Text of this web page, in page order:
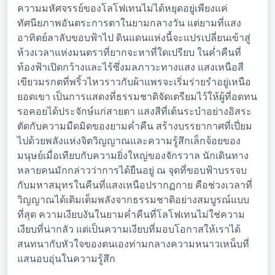
ความมหัศจรรย์ของโลโฟเทนไม่ได้หยุดอยู่เพียงแค่
ทัศนียภาพอันตระการตาในยามกลางวัน แต่ยามที่แสง
อาทิตย์ลาลับขอบฟ้าไป ดินแดนแห่งนี้จะแปรเปลี่ยนเข้าสู่
ห้วงเวลาแห่งมนตราที่ยากจะหาที่ใดเปรียบ ในค่ำคืนที่
ท้องฟ้าเปิดกว้างและไร้ซึ่งมลภาวะทางแสง แสงเหนือสี
เขียวมรกตที่พริ้วไหวราวกับผ้าแพรจะเริ่มร่ายรำอยู่เหนือ
ยอดเขา เป็นการแสดงที่ธรรมชาติจัดเตรียมไว้ให้ผู้ที่อดทน
รอคอยได้ประจักษ์แก่สายตา แสงสีที่เต้นระบำอย่างอิสระ
ตัดกับความมืดมิดของยามค่ำคืน สร้างบรรยากาศที่เปี่ยม
ไปด้วยพลังแห่งจิตวิญญาณและความรู้สึกเล็กจ้อยของ
มนุษย์เมื่อเทียบกับความยิ่งใหญ่ของจักรวาล นักเดินทาง
หลายคนมักกล่าวว่าการได้ยืนอยู่ ณ จุดที่ขอบฟ้าบรรจบ
กับมหาสมุทรในคืนที่แสงเหนือปรากฏกาย คือช่วงเวลาที่
วิญญาณได้เติมเต็มพลังจากธรรมชาติอย่างสมบูรณ์แบบ
ที่สุด ความเงียบงันในยามค่ำคืนที่โลโฟเทนไม่ใช่ความ
เงียบที่น่ากลัว แต่เป็นความเงียบที่มอบโอกาสให้เราได้
สนทนากับหัวใจของตนเองท่ามกลางความหนาวเหน็บที่
แสนอบอุ่นในความรู้สึก